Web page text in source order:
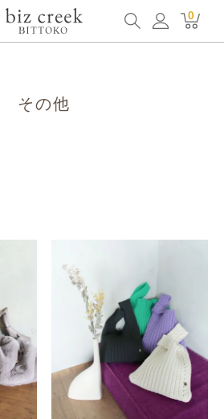
0
その他
その他